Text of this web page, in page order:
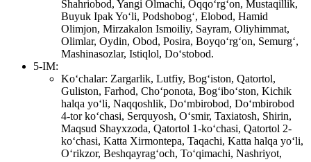
Shahriobod, Yangi Olmachi, Oqqo‘rg‘on, Mustaqillik,
Buyuk Ipak Yo‘li, Podshobog‘, Elobod, Hamid
Olimjon, Mirzakalon Ismoiliy, Sayram, Oliyhimmat,
Olimlar, Oydin, Obod, Posira, Boyqo‘rg‘on, Semurg‘,
Mashinasozlar, Istiqlol, Do‘stobod.
5-IM:
Ko‘chalar: Zargarlik, Lutfiy, Bog‘iston, Qatortol,
Guliston, Farhod, Cho‘ponota, Bog‘ibo‘ston, Kichik
halqa yo‘li, Naqqoshlik, Do‘mbirobod, Do‘mbirobod
4-tor ko‘chasi, Serquyosh, O‘smir, Taxiatosh, Shirin,
Maqsud Shayxzoda, Qatortol 1-ko‘chasi, Qatortol 2-
ko‘chasi, Katta Xirmontepa, Taqachi, Katta halqa yo‘li,
O‘rikzor, Beshqayrag‘och, To‘qimachi, Nashriyot,